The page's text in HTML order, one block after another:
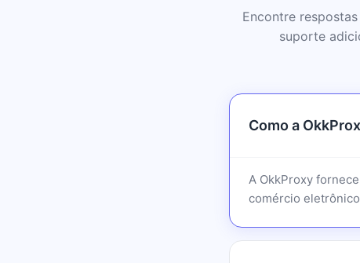
Encontre
suporte
Como a
A OkkProxy
comércio